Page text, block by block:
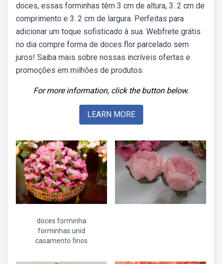
doces, essas forminhas têm 3 cm de altura, 3. 2 cm de
comprimento e 3. 2 cm de largura. Perfeitas para
adicionar um toque sofisticado à sua. Webfrete grátis
no dia compre forma de doces flor parcelado sem
juros! Saiba mais sobre nossas incríveis ofertas e
promoções em milhões de produtos.
For more information, click the button below.
LEARN MORE
doces forminha
forminhas unid
casamento finos